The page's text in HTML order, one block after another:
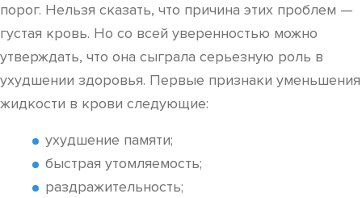
порог. Нельзя сказать, что причина этих проблем —
густая кровь. Но со всей уверенностью можно
утверждать, что она сыграла серьезную роль в
ухудшении здоровья. Первые признаки уменьшения
жидкости в крови следующие:
ухудшение памяти;
быстрая утомляемость;
раздражительность;